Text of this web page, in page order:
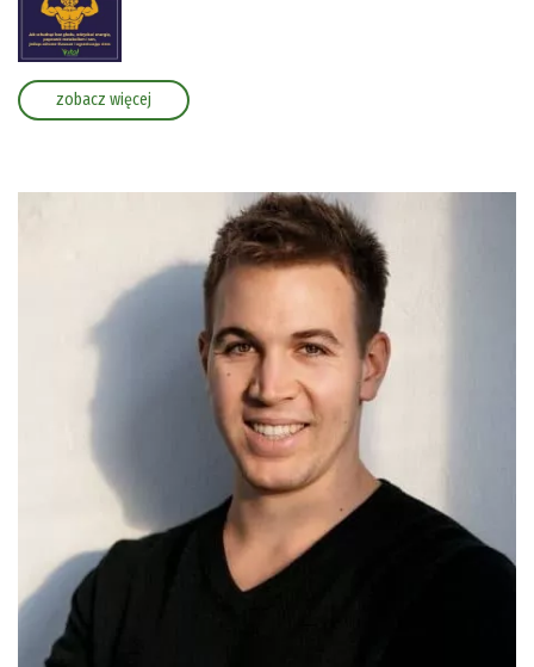
zobacz więcej